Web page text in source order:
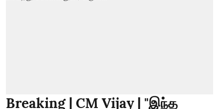
Breaking | CM Vijay | "இந்த